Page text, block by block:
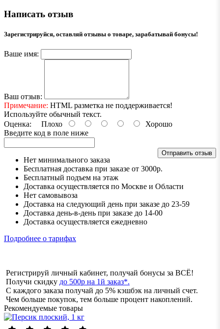
Написать отзыв
Зарегистрируйся, оставляй отзывы о товаре, зарабатывай бонусы!
Ваше имя:
Ваш отзыв:
Примечание: HTML разметка не поддерживается!
Используйте обычный текст.
Оценка: Плохо
Хорошо
Введите код в поле ниже
Отправить отзыв
Нет минимального заказа
Бесплатная доставка при заказе от 3000р.
Бесплатный подъем на этаж
Доставка осуществляется по Москве и Области
Нет самовывоза
Доставка на следующий день при заказе до 23-59
Доставка день-в-день при заказе до 14-00
Доставка осуществляется ежедневно
Подробнее о тарифах
Регистрируй личный кабинет, получай бонусы за ВСЁ!
Получи скидку до 500р на 1й заказ*.
С каждого заказа получай до 5% кэшбэк на личный счет.
Чем больше покупок, тем больше процент накоплений.
Рекомендуемые товары